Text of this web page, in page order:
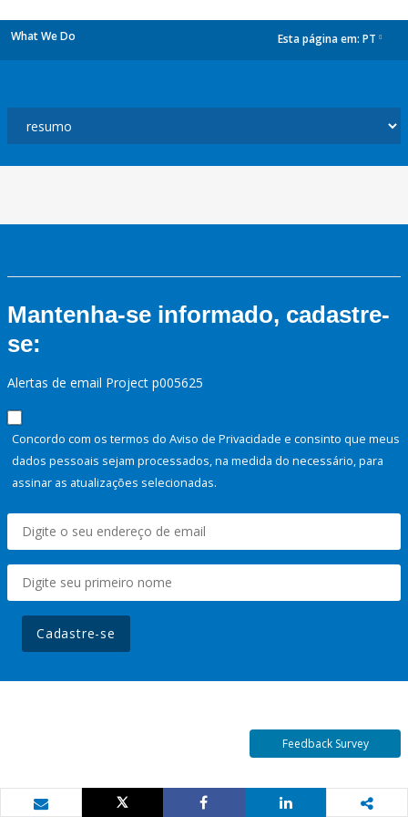
What We Do Esta página em: PT
Mantenha-se informado, cadastre-
se:
Alertas de email Project p005625
Concordo com os termos do Aviso de Privacidade e consinto que meus
dados pessoais sejam processados, na medida do necessário, para
assinar as atualizações selecionadas.
Cadastre-se
Feedback Survey